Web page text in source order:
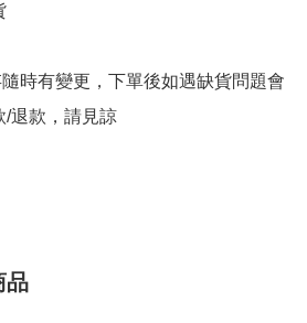
時有變更，下單後如遇缺貨問題會
/退款，請見諒
品